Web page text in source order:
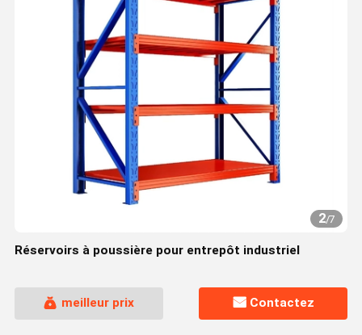
2/7
Réservoirs à poussière pour entrepôt industriel
meilleur prix Contactez